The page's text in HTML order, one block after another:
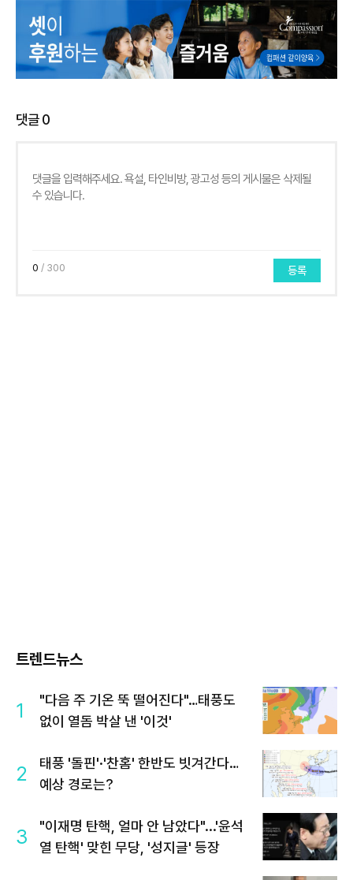
댓글0
0 / 300 등록
트렌드뉴스
1
"다음 주 기온 뚝 떨어진다"…태풍도
없이 열돔 박살 낸 '이것'
2
태풍 '돌핀'·'찬홈' 한반도 빗겨간다…
예상 경로는?
3
"이재명 탄핵, 얼마 안 남았다"...'윤석
열 탄핵' 맞힌 무당, '성지글' 등장